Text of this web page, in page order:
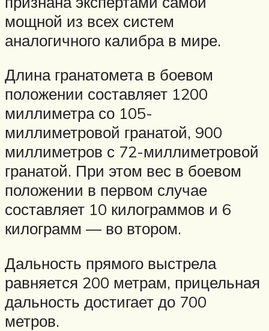
мощной из всех систем
аналогичного калибра в мире.
Длина гранатомета в боевом
положении составляет 1200
миллиметра со 105-
миллиметровой гранатой, 900
миллиметров с 72-миллиметровой
гранатой. При этом вес в боевом
положении в первом случае
составляет 10 килограммов и 6
килограмм — во втором.
Дальность прямого выстрела
равняется 200 метрам, прицельная
дальность достигает до 700
метров.